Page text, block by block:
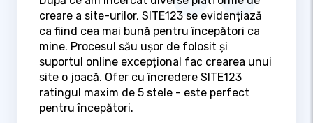
creare a site-urilor, SITE123 se evidențiază
ca fiind cea mai bună pentru începători ca
mine. Procesul său ușor de folosit și
suportul online excepțional fac crearea unui
site o joacă. Ofer cu încredere SITE123
ratingul maxim de 5 stele - este perfect
pentru începători.